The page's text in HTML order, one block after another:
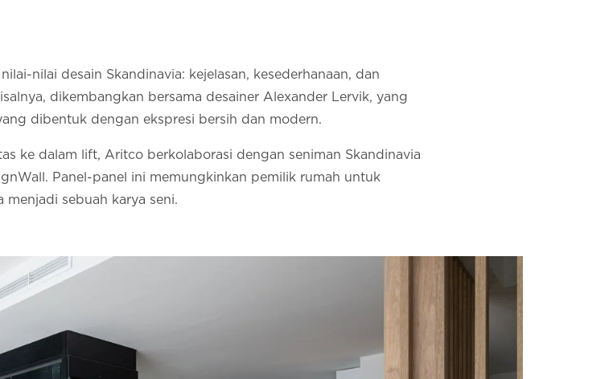
nilai desain Skandinavia: kejelasan, kesederhanaan, dan
dikembangkan bersama desainer Alexander Lervik, yang
dibentuk dengan ekspresi bersih dan modern.
ke dalam lift, Aritco berkolaborasi dengan seniman Skandinavia
Panel-panel ini memungkinkan pemilik rumah untuk
sebuah karya seni.